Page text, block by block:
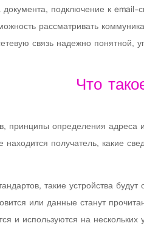
подключение к
рассматривать
связь надежно понятной,
Что
принципы определения
получатель, какие
такие устройства
или данные станут
и используются на нескольких